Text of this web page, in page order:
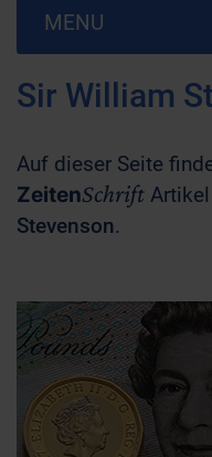
MENU
Sir William
Auf dieser Seite
ZeitenSchrift
Stevenson.